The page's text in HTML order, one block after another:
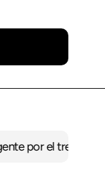
tren El BNG exige